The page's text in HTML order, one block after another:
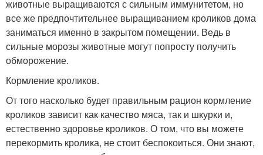
животные выращиваются с сильным иммунитетом, но
все же предпочтительнее выращиванием кроликов дома
заниматься именно в закрытом помещении. Ведь в
сильные морозы животные могут попросту получить
обморожение.
Кормление кроликов.
От того насколько будет правильным рацион кормление
кроликов зависит как качество мяса, так и шкурки и,
естественно здоровье кроликов. О том, что вы можете
перекормить кролика, не стоит беспокоиться. Они знают,